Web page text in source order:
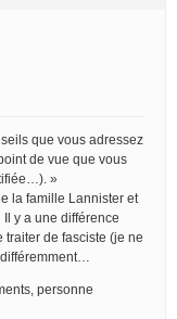
que vous adressez
de vue que vous
»
la famille Lannister et
y a une différence
de fasciste (je ne
personne